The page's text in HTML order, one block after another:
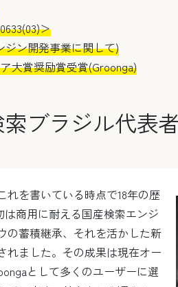
＞
ジン開発事業に関して)
大賞奨励賞受賞(Groonga)
ブラジル代表
れを書いている時点で18年の歴
商用に耐える国産検索エンジ
の蓄積継承、それを活かした新
れました。その成果は現在オー
として多くのユーザーに選